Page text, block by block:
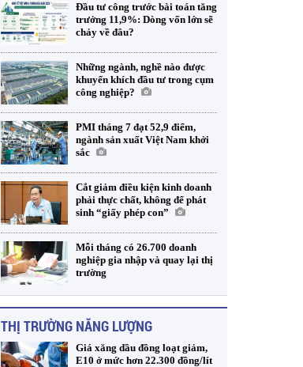
Đầu tư công trước bài toán tăng
trưởng 11,9%: Dòng vốn lớn sẽ
chảy về đâu?
Những ngành, nghề nào được
khuyến khích đầu tư trong cụm
công nghiệp?
PMI tháng 7 đạt 52,9 điểm,
ngành sản xuất Việt Nam khởi
sắc
Cắt giảm điều kiện kinh doanh
phải thực chất, không để phát
sinh “giấy phép con”
Mỗi tháng có 26.700 doanh
nghiệp gia nhập và quay lại thị
trường
THỊ TRƯỜNG NĂNG LƯỢNG
Giá xăng dầu đồng loạt giảm,
E10 ở mức hơn 22.300 đồng/lít